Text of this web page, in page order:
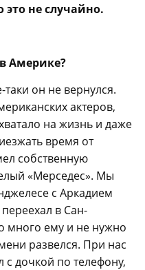
не случайно.
Америке?
он не вернулся.
актеров,
на жизнь и даже
время от
собственную
«Мерседес». Мы
с Аркадием
в Сан-
много ему и не нужно
развелся. При нас
с дочкой по телефону,